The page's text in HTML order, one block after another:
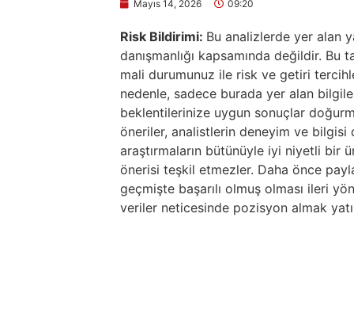
Mayıs 14, 2026 09:20
Risk Bildirimi: Bu analizlerde yer alan
danışmanlığı kapsamında değildir.
mali durumunuz ile risk ve getiri
nedenle, sadece burada yer alan
beklentilerinize uygun sonuçlar
öneriler, analistlerin deneyim ve
araştırmaların bütünüyle iyi niyetli bir
önerisi teşkil etmezler. Daha önce
geçmişte başarılı olmuş olması ileri
veriler neticesinde pozisyon almak